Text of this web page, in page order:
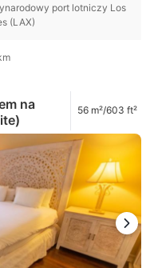
port lotniczy Los
(LAX)
na
56 m²/603 ft²